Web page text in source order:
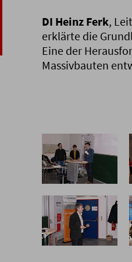
DI Heinz Ferk,
erklärte die
Eine der
Massivbauten